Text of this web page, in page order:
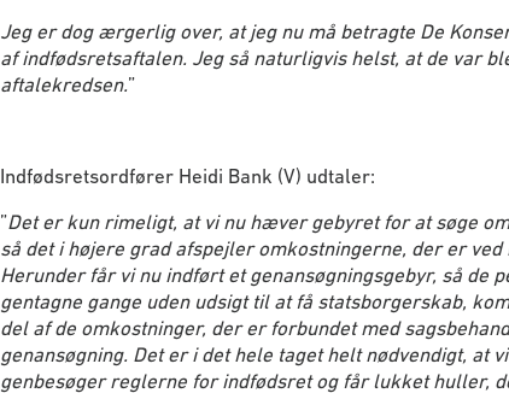
Jeg er dog ærgerlig over, at jeg nu må betragte De
af indfødsretsaftalen. Jeg så naturligvis helst, at de var
aftalekredsen.”
Indfødsretsordfører Heidi Bank (V) udtaler:
”Det er kun rimeligt, at vi nu hæver gebyret for at søge
så det i højere grad afspejler omkostningerne, der er ved
Herunder får vi nu indført et genansøgningsgebyr, så de
gentagne gange uden udsigt til at få statsborgerskab,
del af de omkostninger, der er forbundet med
genansøgning. Det er i det hele taget helt nødvendigt, at
genbesøger reglerne for indfødsret og får lukket huller,